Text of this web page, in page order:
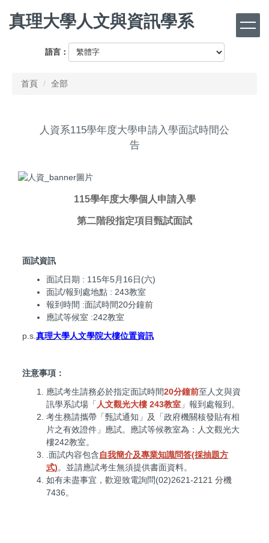
真理大學人文與資訊學系
語言：
首頁 全部
人資系115學年度大學申請入學面試時間公
告
115學年度大學個人申請入學
第二階段指定項目甄試面試
面試資訊
面試日期 : 115年5月16日(六)
面試/報到處地點 : 243教室
報到時間 :面試時間20分鐘前
應試等候室 :242教室
p.s.真理大學人文學院大樓位置資訊
注意事項：
應試考生請務必於指定面試時間20分鐘前至人文與資
訊學系試場「 人文觀光大樓 243教室 」報到處報到。
考生務請攜帶「甄試通知」及「政府機關核發貼有相
片之有效證件」應試。應試等候教室為：人文觀光大
樓242教室。
.面試内容包含自我簡介及專業知識問答(採抽題方
式)。並請應試考生無須提供書面資料。
如有未盡事宜，歡迎致電詢問(02)2621-2121 分機
7436。